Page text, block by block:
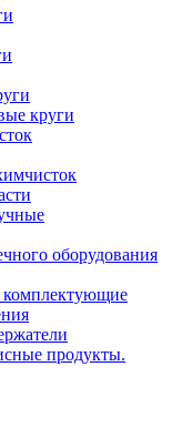
круги
оборудования
продукты.